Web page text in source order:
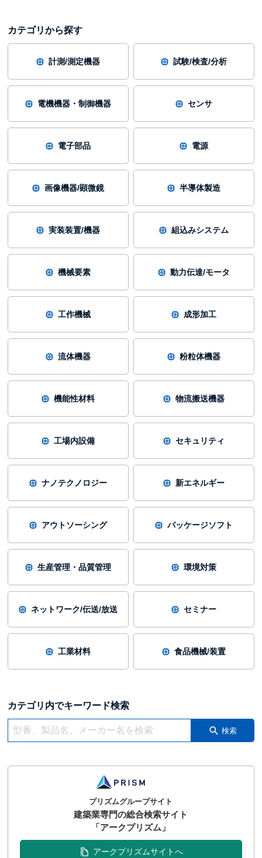
カテゴリから探す
計測/測定機器 試験/検査/分析
電機機器・制御機器 センサ
電子部品 電源
画像機器/顕微鏡 半導体製造
実装装置/機器 組込みシステム
機械要素 動力伝達/モータ
工作機械 成形加工
流体機器 粉粒体機器
機能性材料 物流搬送機器
工場内設備 セキュリティ
ナノテクノロジー 新エネルギー
アウトソーシング パッケージソフト
生産管理・品質管理 環境対策
ネットワーク/伝送/放送 セミナー
工業材料 食品機械/装置
カテゴリ内でキーワード検索
検索
プリズムグループサイト
建築業専門の総合検索サイト
「アークプリズム」
アークプリズムサイトへ